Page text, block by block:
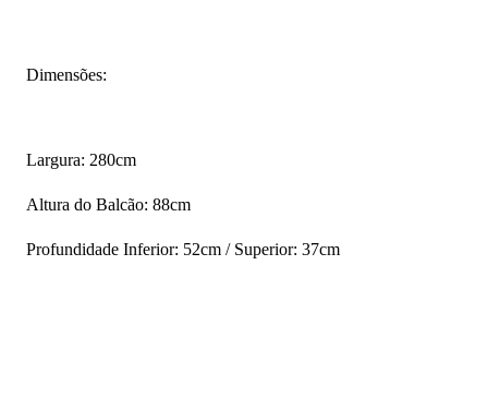
Dimensões:
Largura: 280cm
Altura do Balcão: 88cm
Profundidade Inferior: 52cm / Superior: 37cm